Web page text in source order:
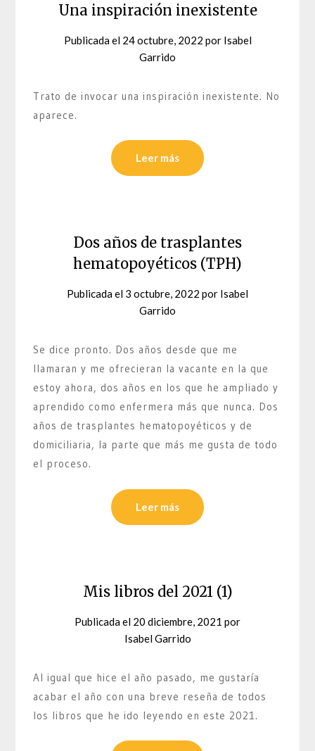
Una inspiración inexistente
Publicada el 24 octubre, 2022 por Isabel
Garrido
Trato de invocar una inspiración inexistente. No
aparece.
Leer más
Dos años de trasplantes
hematopoyéticos (TPH)
Publicada el 3 octubre, 2022 por Isabel
Garrido
Se dice pronto. Dos años desde que me
llamaran y me ofrecieran la vacante en la que
estoy ahora, dos años en los que he ampliado y
aprendido como enfermera más que nunca. Dos
años de trasplantes hematopoyéticos y de
domiciliaria, la parte que más me gusta de todo
el proceso.
Leer más
Mis libros del 2021 (1)
Publicada el 20 diciembre, 2021 por
Isabel Garrido
Al igual que hice el año pasado, me gustaría
acabar el año con una breve reseña de todos
los libros que he ido leyendo en este 2021.